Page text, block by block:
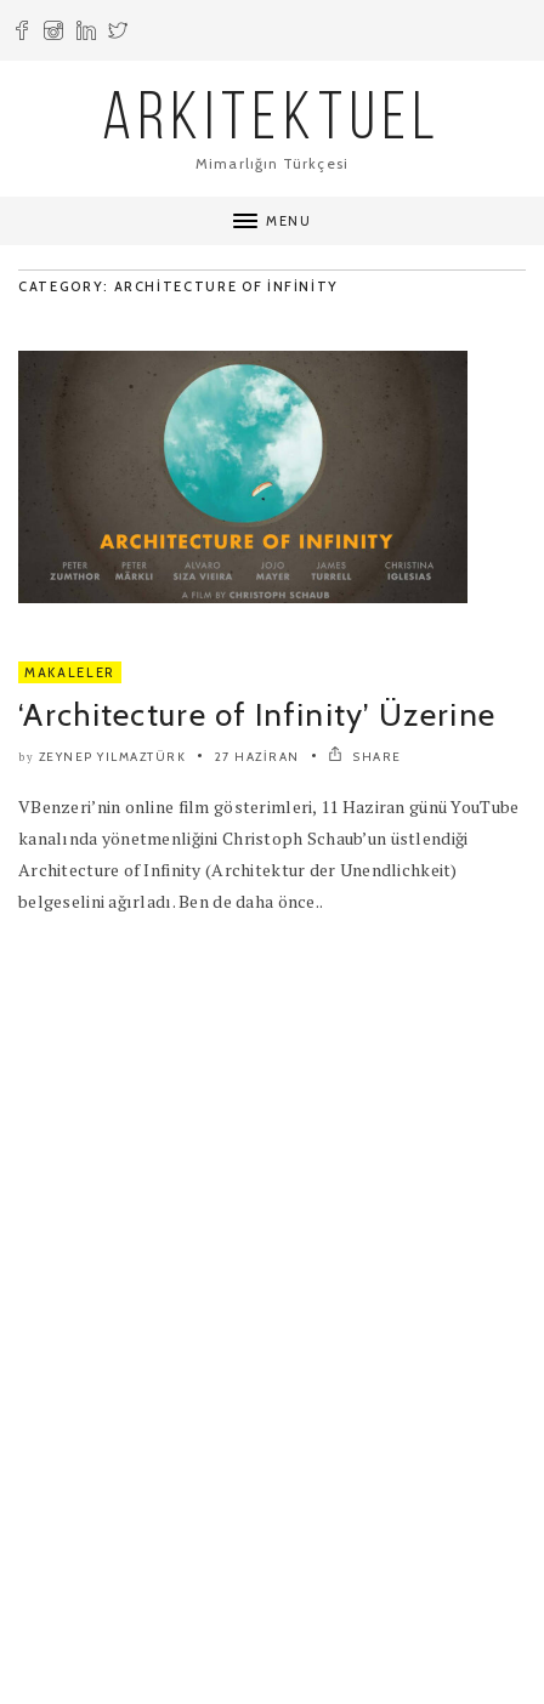
ARKITEKTUEL
Mimarlığın Türkçesi
MENU
CATEGORY: ARCHITECTURE OF INFINITY
MAKALELER
‘Architecture of Infinity’ Üzerine
by ZEYNEP YILMAZTÜRK 27 HAZIRAN SHARE
VBenzeri’nin online film gösterimleri, 11 Haziran günü YouTube
kanalında yönetmenliğini Christoph Schaub’un üstlendiği
Architecture of Infinity (Architektur der Unendlichkeit)
belgeselini ağırladı. Ben de daha önce..